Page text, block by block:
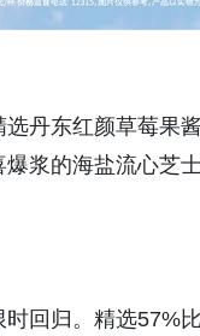
丹东红颜草莓果
浆的海盐流心芝
回归。精选57%